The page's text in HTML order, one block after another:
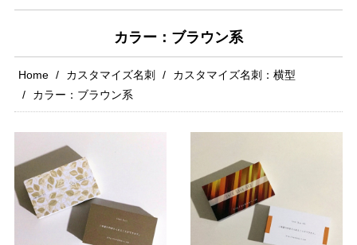
カラー：ブラウン系
Home カスタマイズ名刺
カスタマイズ名刺：横型
カラー：ブラウン系